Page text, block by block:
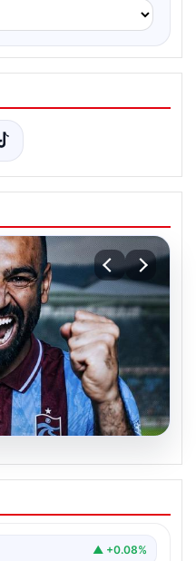
Resmi
heyecan ve beklenti
▲ +0.08%